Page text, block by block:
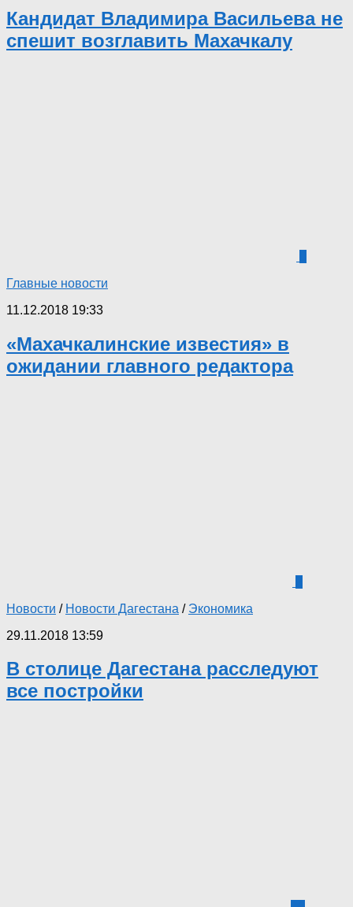
Кандидат Владимира Васильева не
спешит возглавить Махачкалу
Главные новости
11.12.2018 19:33
«Махачкалинские известия» в
ожидании главного редактора
Новости / Новости Дагестана / Экономика
29.11.2018 13:59
В столице Дагестана расследуют
все постройки